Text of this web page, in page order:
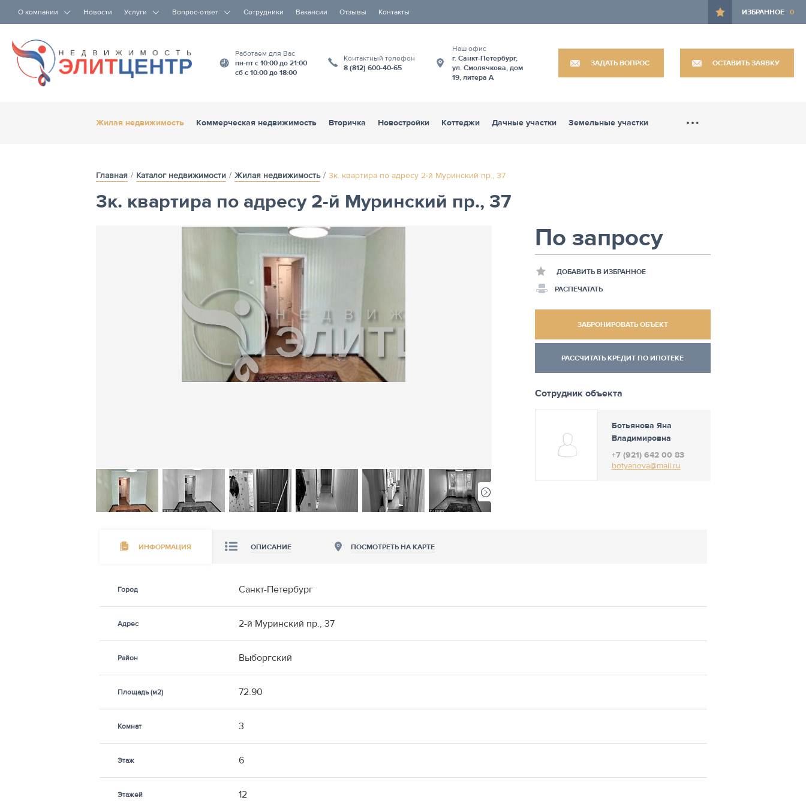
О компании Новости Услуги Вопрос-ответ Сотрудники Вакансии Отзывы Контакты ИЗБРАННОЕ 0
Работаем для Вас
пн-пт с 10:00 до 21:00
сб с 10:00 до 18:00
Контактный телефон
8 (812) 600-40-65
Наш офис
г. Санкт-Петербург,
ул. Смолячкова, дом
19, литера А
ЗАДАТЬ ВОПРОС ОСТАВИТЬ ЗАЯВКУ
Жилая недвижимость Коммерческая недвижимость Вторичка Новостройки Коттеджи Дачные участки Земельные участки
Главная Каталог недвижимости Жилая недвижимость 3к. квартира по адресу 2-й Муринский пр., 37
3к. квартира по адресу 2-й Муринский пр., 37
По запросу
ДОБАВИТЬ В ИЗБРАННОЕ
РАСПЕЧАТАТЬ
ЗАБРОНИРОВАТЬ ОБЪЕКТ
РАССЧИТАТЬ КРЕДИТ ПО ИПОТЕКЕ
Сотрудник объекта
Ботьянова Яна
Владимировна
+7 (921) 642 00 83
botyanova@mail.ru
ИНФОРМАЦИЯ ОПИСАНИЕ ПОСМОТРЕТЬ НА КАРТЕ
Город Санкт-Петербург
Адрес 2-й Муринский пр., 37
Район Выборгский
Площадь (м2) 72.90
Комнат 3
Этаж 6
Этажей 12